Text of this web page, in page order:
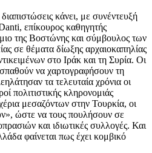
κάνει, με συνέντευξή
επίκουρος καθηγητής
της Βοστώνης και σύμβουλος των
σε θέματα δίωξης αρχαιοκαπηλίας
στο Ιράκ και τη Συρία. Οι
να χαρτογραφήσουν τη
τα τελευταία χρόνια οι
πολιτιστικής κληρονομιάς
μεσαζόντων στην Τουρκία, οι
ώστε να τους πουλήσουν σε
και ιδιωτικές συλλογές. Και
φαίνεται πως έχει κομβικό